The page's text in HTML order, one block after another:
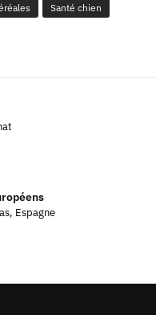
Santé chien
Espagne